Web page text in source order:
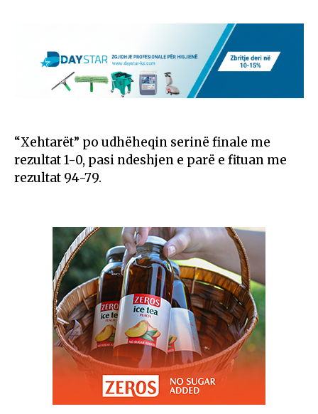
“Xehtarët” po udhëheqin serinë finale me
rezultat 1-0, pasi ndeshjen e parë e fituan me
rezultat 94-79.